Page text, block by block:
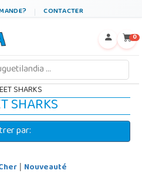
CONTACTER
0
SHARKS
SHARKS
par:
| Nouveauté